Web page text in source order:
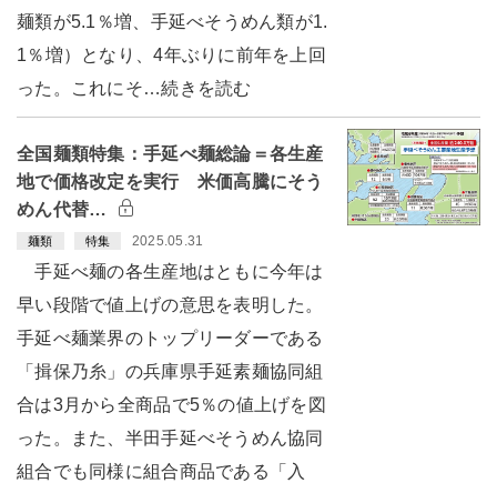
麺類が5.1％増、手延べそうめん類が1.
1％増）となり、4年ぶりに前年を上回
った。これにそ…続きを読む
全国麺類特集：手延べ麺総論＝各生産
地で価格改定を実行 米価高騰にそう
めん代替…
麺類 特集 2025.05.31
手延べ麺の各生産地はともに今年は
早い段階で値上げの意思を表明した。
手延べ麺業界のトップリーダーである
「揖保乃糸」の兵庫県手延素麺協同組
合は3月から全商品で5％の値上げを図
った。また、半田手延べそうめん協同
組合でも同様に組合商品である「入